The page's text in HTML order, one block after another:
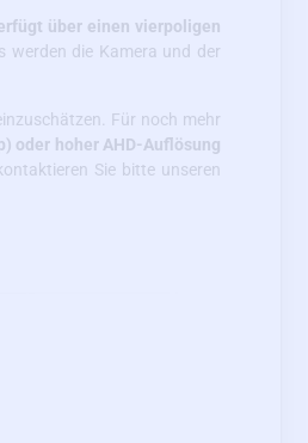
über einen vierpoligen
werden die Kamera und der
Für noch mehr
oder hoher AHD-Auflösung
Sie bitte unseren